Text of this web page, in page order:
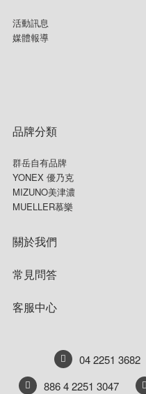
活動訊息
媒體報導
品牌分類
群岳自有品牌
YONEX 優乃克
MIZUNO美津濃
MUELLER慕樂
關於我們
常見問答
客服中心
04 2251 3682
886 4 2251 3047